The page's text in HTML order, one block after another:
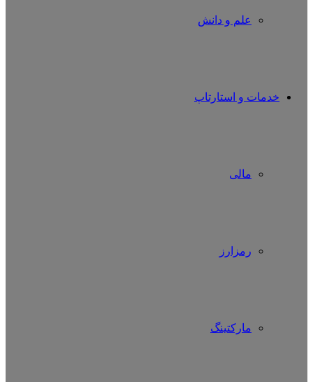
علم و دانش
خدمات و استارتاپ
مالی
رمزارز
مارکتینگ